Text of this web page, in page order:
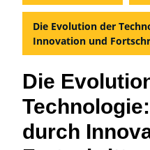
Die Evolution der
Innovation und
Die
durch